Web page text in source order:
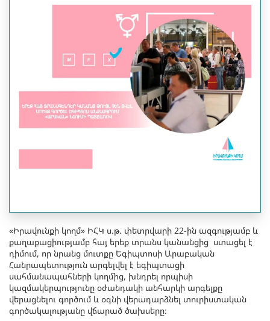
«Իրավունքի կողմ» ԻՀԿ ս.թ. փետրվարի 22-ին ազգությամբ և
քաղաքացիությամբ հայ երեք տրանս կանանցից ստացել է
դիմում, որ նրանց մուտքը Եգիպտոսի Արաբական
Հանրապետություն արգելվել է եգիպտացի
սահմանապահների կողմից, խնդրել որպիսի
կազմակերպությունը օժանդակի անհարկի արգելքը
վերացնելու գործում և օգնի վերադարձնել տուրիստական
գործակալությանը վճարած ծախսերը։